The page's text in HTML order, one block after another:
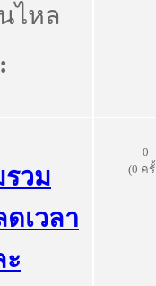
ไหล
รวม
ดเวลา
0
(0 ค